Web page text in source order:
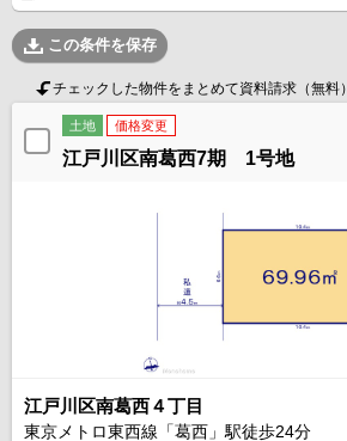
この条件を保存
チェックした物件をまとめて資料請求（無料）
土地 価格変更
江戸川区南葛西7期 1号地
江戸川区南葛西４丁目
東京メトロ東西線「葛西」駅徒歩24分